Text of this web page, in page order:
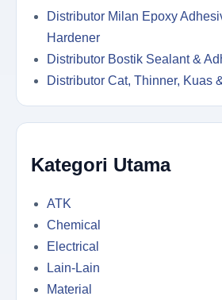
Distributor Milan Epoxy
Hardener
Distributor Bostik Sealant &
Distributor Cat, Thinner, Kuas
Kategori Utama
ATK
Chemical
Electrical
Lain-Lain
Material